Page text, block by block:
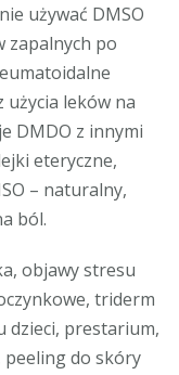
używać DMSO
zapalnych po
użycia leków na
DMDO z innymi
eteryczne,
– naturalny,
ból.
objawy stresu
triderm
dzieci, prestarium,
peeling do skóry